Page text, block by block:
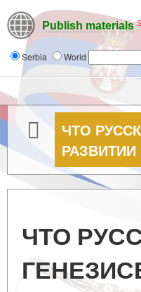
Publish materials
Serbia World
ЧТО
ЧТО